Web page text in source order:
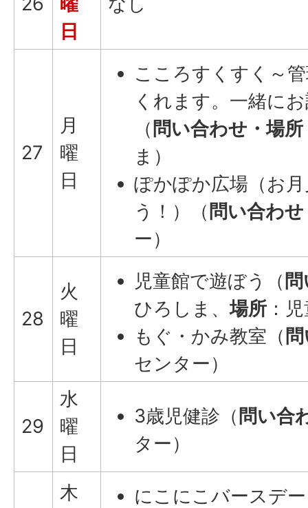
日
27
月
曜
日
こころすくすく～
くれます。一緒に
（ 問い合わせ・場所
ま）
ぽかぽか広場（お
う！）（ 問い合わ
ー）
28
火
曜
日
児童館で遊ぼう（
ひろしま、場所 ：
もぐ・かみ教室（
センター）
29
水
曜
日
3歳児健診（ 問い合
ター）
木
にこにこバースデ